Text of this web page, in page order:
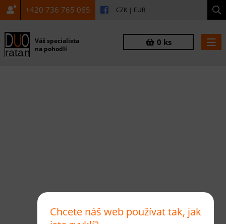
+420 736 765 065 CZK | EUR
Váš specialista
na pohodlí
0 ks
Chcete náš web používat tak, jak